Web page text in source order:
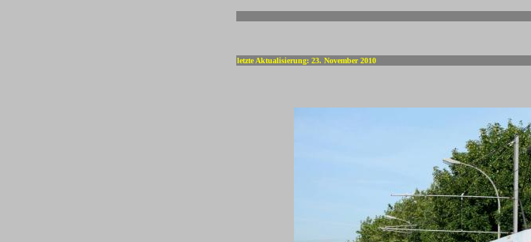
letzte Aktualisierung: 23. November 2010